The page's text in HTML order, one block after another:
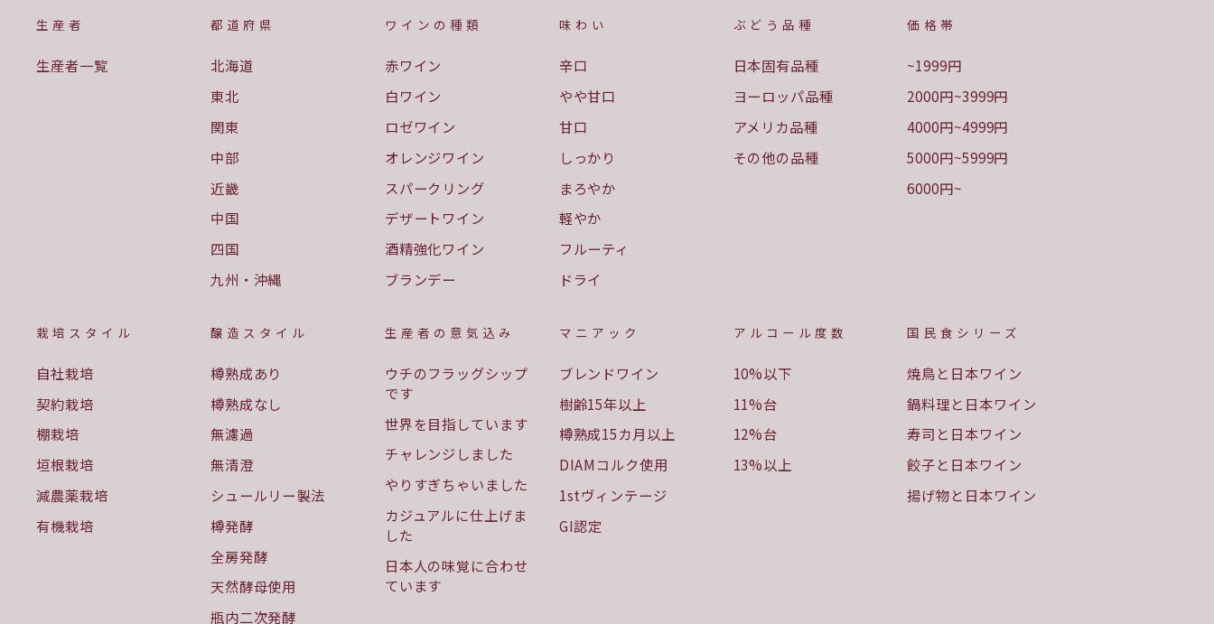
生産者
生産者一覧
都道府県
北海道
東北
関東
中部
近畿
中国
四国
九州・沖縄
ワインの種類
赤ワイン
白ワイン
ロゼワイン
オレンジワイン
スパークリング
デザートワイン
酒精強化ワイン
ブランデー
味わい
辛口
やや甘口
甘口
しっかり
まろやか
軽やか
フルーティ
ドライ
ぶどう品種
日本固有品種
ヨーロッパ品種
アメリカ品種
その他の品種
価格帯
~1999円
2000円~3999円
4000円~4999円
5000円~5999円
6000円~
栽培スタイル
自社栽培
契約栽培
棚栽培
垣根栽培
減農薬栽培
有機栽培
醸造スタイル
樽熟成あり
樽熟成なし
無濾過
無清澄
シュールリー製法
樽発酵
全房発酵
天然酵母使用
瓶内二次発酵
生産者の意気込み
ウチのフラッグシップ
です
世界を目指しています
チャレンジしました
やりすぎちゃいました
カジュアルに仕上げま
した
日本人の味覚に合わせ
ています
マニアック
ブレンドワイン
樹齢15年以上
樽熟成15カ月以上
DIAMコルク使用
1stヴィンテージ
GI認定
アルコール度数
10%以下
11%台
12%台
13%以上
国民食シリーズ
焼鳥と日本ワイン
鍋料理と日本ワイン
寿司と日本ワイン
餃子と日本ワイン
揚げ物と日本ワイン